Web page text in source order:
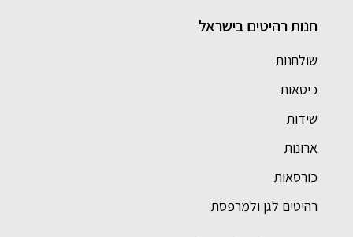
חנות רהיטים בישראל
שולחנות
כיסאות
שידות
ארונות
כורסאות
רהיטים לגן ולמרפסת